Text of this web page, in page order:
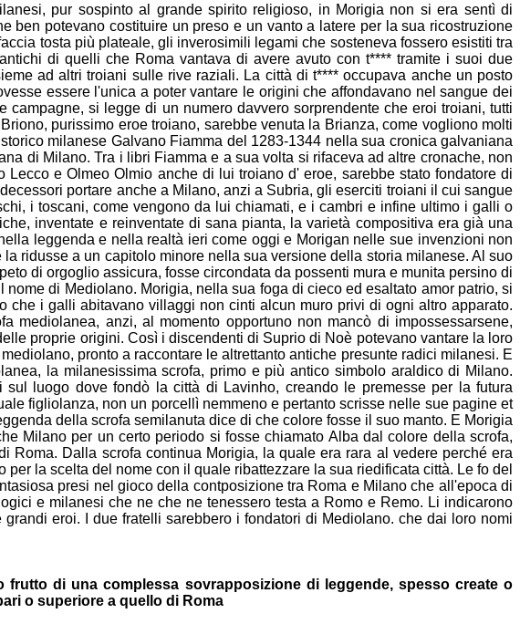
pur sospinto al grande spirito religioso, in Morigia non si era sentì di
ben potevano costituire un preso e un vanto a latere per la sua ricostruzione
tosta più plateale, gli inverosimili legami che sosteneva fossero esistiti tra
di quelli che Roma vantava di avere avuto con t**** tramite i suoi due
ad altri troiani sulle rive raziali. La città di t**** occupava anche un posto
essere l'unica a potervantare le origini che affondavano nel sangue dei
campagne, si legge di un numero davvero sorprendente che eroi troiani, tutti
purissimo eroe troiano, sarebbe venuta la Brianza, come vogliono molti
milanese Galvano Fiamma del 1283-1344 nella sua cronica galvaniana
di Milano. Tra i libri Fiamma e a suavolta si rifaceva ad altre cronache, non
Lecco e Olmeo Olmio anche di lui troiano d' eroe, sarebbe stato fondatore di
portare anche a Milano, anzi a Subria, glieserciti troiani il cui sangue
i toscani, come vengono da lui chiamati, e i cambri e infine ultimo i galli o
inventate e reinventate di sana pianta, la varietà compositiva era già una
leggenda e nella realtà ieri come oggi e Morigan nelle sue invenzioni non
la ridusse a un capitolo minore nella suaversione della storia milanese. Al suo
di orgoglio assicura, fosse circondata da possenti mura e munita persino di
nome di Mediolano. Morigia, nella sua foga di cieco ed esaltato amor patrio, si
che i galli abitavano villaggi non cinti alcun muro privi di ogni altro apparato.
mediolanea, anzi, al momento opportuno non mancò di impossessarsene,
proprie origini. Così i discendenti di Suprio di Noè potevano vantare la loro
pronto a raccontare le altrettanto antiche presunte radici milanesi. E
la milanesissima scrofa, primo e più antico simbolo araldico di Milano.
sul luogo dove fondò la città di Lavinho, creando le premesse per la futura
figliolanza, non un porcellì nemmeno e pertanto scrisse nelle sue pagine et
della scrofa semilanuta dice di che colore fosse il suo manto. E Morigia
Milano per un certo periodo si fosse chiamato Alba dalcolore della scrofa,
Roma. Dalla scrofa continua Morigia, la quale era rara al vedere perché era
per la scelta del nome con il quale ribattezzare la sua riedificata città. Le fo del
presi nel gioco della contposizione tra Roma e Milano che all'epoca di
e milanesi che ne che ne tenessero testa a Romo e Remo. Li indicarono
grandi eroi. I due fratelli sarebbero i fondatori di Mediolano. che dai loro nomi
frutto di una complessa sovrapposizione di leggende, spesso create o
o superiore a quello di Roma